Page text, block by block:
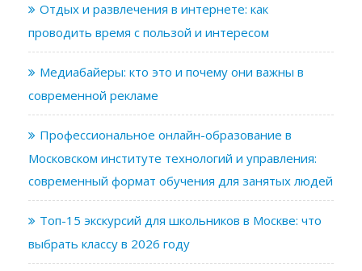
Отдых и развлечения в интернете: как
проводить время с пользой и интересом
Медиабайеры: кто это и почему они важны в
современной рекламе
Профессиональное онлайн-образование в
Московском институте технологий и управления:
современный формат обучения для занятых людей
Топ-15 экскурсий для школьников в Москве: что
выбрать классу в 2026 году